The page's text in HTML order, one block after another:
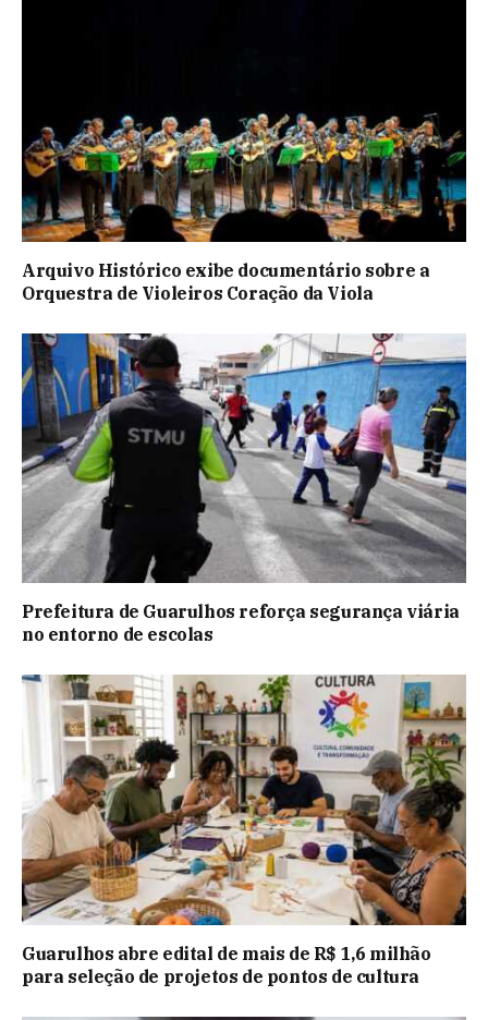
Arquivo Histórico exibe documentário sobre a
Orquestra de Violeiros Coração da Viola
Prefeitura de Guarulhos reforça segurança viária
no entorno de escolas
Guarulhos abre edital de mais de R$ 1,6 milhão
para seleção de projetos de pontos de cultura